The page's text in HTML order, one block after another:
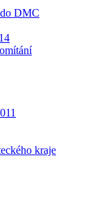
DMC
kraje